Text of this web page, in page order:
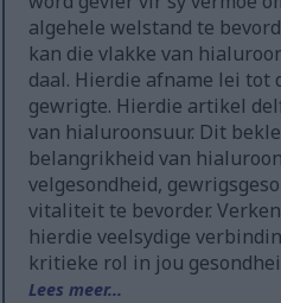
algehele welstand te
kan die vlakke van
daal. Hierdie afname lei tot
gewrigte. Hierdie artikel
van hialuroonsuur. Dit
belangrikheid van
velgesondheid,
vitaliteit te bevorder.
hierdie veelsydige
kritieke rol in jou
Lees meer...